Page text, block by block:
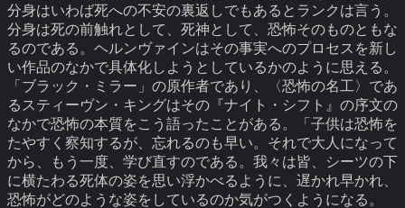
分身はいわば死への不安の裏返しでもあるとランクは言う。
分身は死の前触れとして、死神として、恐怖そのものともな
るのである。ヘルンヴァインはその事実へのプロセスを新し
い作品のなかで具体化しようとしているかのように思える。
「ブラック・ミラー」の原作者であり、〈恐怖の名工〉であ
るスティーヴン・キングはその『ナイト・シフト』の序文の
なかで恐怖の本質をこう語ったことがある。
「子供は恐怖を
たやすく察知するが、忘れるのも早い。それで大人になって
から、もう一度、学び直すのである。我々は皆、シーツの下
に横たわる死体の姿を思い浮かべるように、遅かれ早かれ、
恐怖がどのような姿をしているのか気がつくようになる。